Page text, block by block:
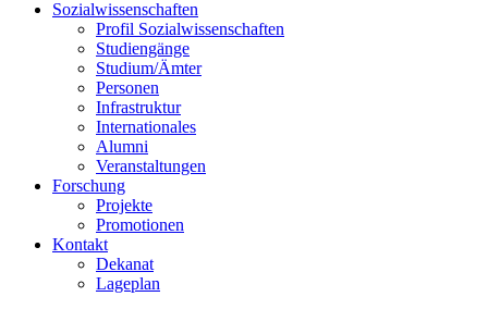
Sozialwissenschaften
Profil Sozialwissenschaften
Studiengänge
Studium/Ämter
Personen
Infrastruktur
Internationales
Alumni
Veranstaltungen
Forschung
Projekte
Promotionen
Kontakt
Dekanat
Lageplan